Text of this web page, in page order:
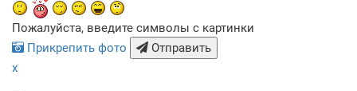
Пожалуйста, введите символы с картинки
Прикрепить фото
Отправить
x